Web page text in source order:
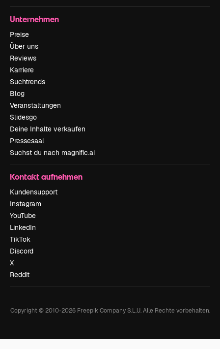
Unternehmen
Preise
Über uns
Reviews
Karriere
Suchtrends
Blog
Veranstaltungen
Slidesgo
Deine Inhalte verkaufen
Pressesaal
Suchst du nach magnific.ai
Kontakt aufnehmen
Kundensupport
Instagram
YouTube
LinkedIn
TikTok
Discord
X
Reddit
Copyright © 2010-2026Freepik Company S.L.U. Alle Rechte vorbehalten.